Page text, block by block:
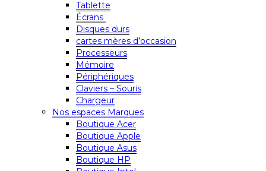
Tablette
Écrans
Disques durs
cartes mères d’occasion
Processeurs
Mémoire
Périphériques
Claviers – Souris
Chargeur
Nos espaces Marques
Boutique Acer
Boutique Apple
Boutique Asus
Boutique HP